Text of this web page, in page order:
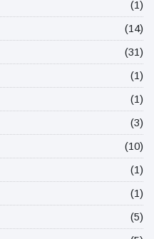
(1)
(14)
(31)
(1)
(1)
(3)
(10)
(1)
(1)
(5)